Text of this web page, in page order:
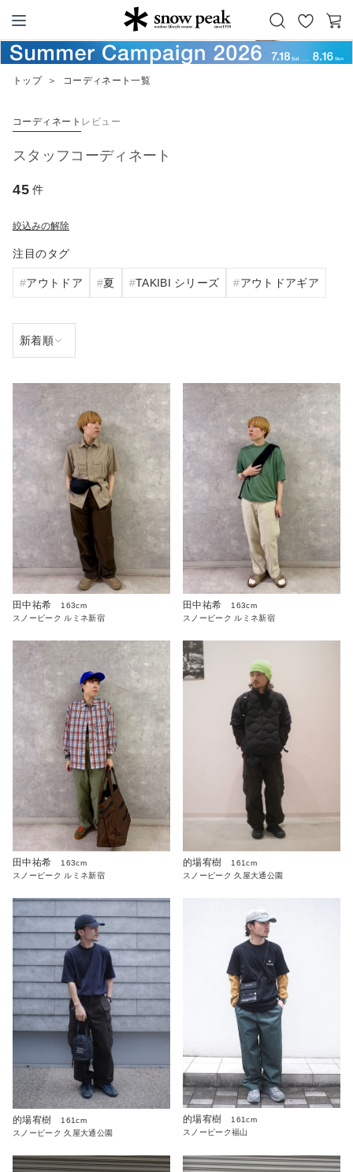
Snow Peak
お
気
カ
ー
トップ ＞ コーディネート一覧
コーディネート レビュー
スタッフコーディネート
45 件
絞込みの解除
注目のタグ
アウトドア 夏 TAKIBI シリーズ アウトドアギア
田中祐希
163cm
スノーピーク ルミネ新宿
田中祐希
163cm
スノーピーク ルミネ新宿
田中祐希
163cm
スノーピーク ルミネ新宿
的場宥樹
161cm
スノーピーク 久屋大通公園
的場宥樹
161cm
スノーピーク 久屋大通公園
的場宥樹
161cm
スノーピーク福山